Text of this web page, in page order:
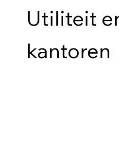
Utiliteit
kantoren